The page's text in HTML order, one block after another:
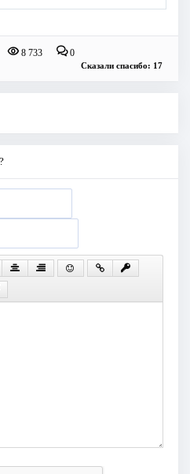
8 733 0
Сказали спасибо: 17